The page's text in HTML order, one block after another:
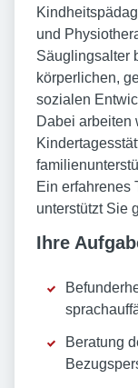
und
Säuglingsalter
körperlichen,
sozialen
Dabei arbeiten
Ein erfahrenes
unterstützt Sie
Ihre
Beratung